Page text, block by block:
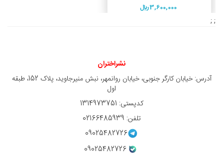
3,600,000 ريال
; ;
نشراختران
آدرس: خیابان کارگر جنوبی، خیابان روانمهر، نبش منیرجاوید، پلاک 152، طبقه
اول
کدپستی: 1314973751
تلفن: 02166485939
09025482726
09025482726